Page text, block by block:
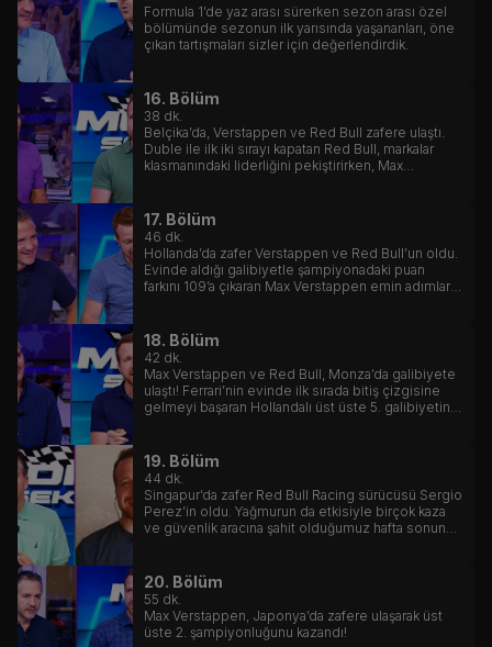
Formula 1’de yaz arası sürerken sezon arası özel
bölümünde sezonun ilk yarısında yaşananları, öne
çıkan tartışmaları sizler için değerlendirdik.
16. Bölüm
38 dk.
Belçika’da, Verstappen ve Red Bull zafere ulaştı.
Duble ile ilk iki sırayı kapatan Red Bull, markalar
klasmanındaki liderliğini pekiştirirken, Max
17. Bölüm
46 dk.
Hollanda’da zafer Verstappen ve Red Bull’un oldu.
Evinde aldığı galibiyetle şampiyonadaki puan
farkını 109’a çıkaran Max Verstappen emin adımlarla
18. Bölüm
42 dk.
Max Verstappen ve Red Bull, Monza’da galibiyete
ulaştı! Ferrari’nin evinde ilk sırada bitiş çizgisine
gelmeyi başaran Hollandalı üst üste 5. galibiyetini
19. Bölüm
44 dk.
Singapur’da zafer Red Bull Racing sürücüsü Sergio
Perez’in oldu. Yağmurun da etkisiyle birçok kaza
ve güvenlik aracına şahit olduğumuz hafta sonunda
20. Bölüm
55 dk.
Max Verstappen, Japonya’da zafere ulaşarak üst
üste 2. şampiyonluğunu kazandı!